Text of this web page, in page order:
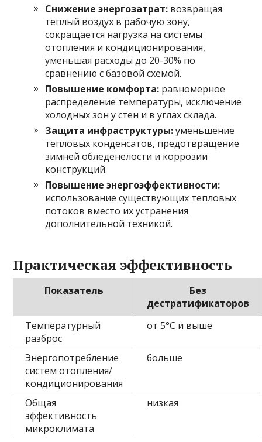
Снижение энергозатрат: возвращая
теплый воздух в рабочую зону,
сокращается нагрузка на системы
отопления и кондиционирования,
уменьшая расходы до 20-30% по
сравнению с базовой схемой.
Повышение комфорта: равномерное
распределение температуры, исключение
холодных зон у стен и в углах склада.
Защита инфраструктуры:уменьшение
тепловых конденсатов, предотвращение
зимней обледенелости и коррозии
конструкций.
Повышение энергоэффективности:
использование существующих тепловых
потоков вместо их устранения
дополнительной техникой.
Практическая эффективность
Показатель
Без
дестратификаторов
Температурный
разброс
от 5°C и выше
Энергопотребление
систем отопления/
кондиционирования
больше
Общая
эффективность
микроклимата
низкая